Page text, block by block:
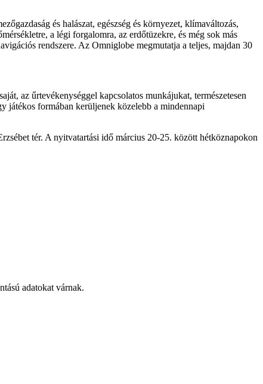
és halászat, egészség és környezet, klímaváltozás,
a légi forgalomra, az erdőtüzekre, és még sok más
rendszere. Az Omniglobe megmutatja a teljes, majdan 30
az űrtevékenységgel kapcsolatos munkájukat, természetesen
játékos formában kerüljenek közelebb a mindennapi
tér. A nyitvatartási idő március 20-25. között hétköznapokon
adatokat várnak.